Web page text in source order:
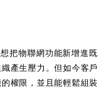
把物聯網功能新增進既
產生壓力。但如今客戶
權限，並且能輕鬆組裝